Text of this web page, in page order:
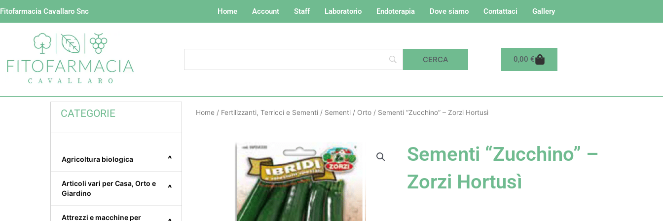
Vai
Fitofarmacia Cavallaro Snc Home Account Staff Laboratorio Endoterapia Dove siamo Contattaci Gallery
0,00 €Carrello
CATEGORIE
^
Agricoltura biologica
^
Articoli vari per Casa, Orto e
Giardino
Attrezzi e macchine per
Home / Fertilizzanti, Terricci e Sementi / Sementi / Orto / Sementi “Zucchino” – Zorzi Hortusì
Sementi “Zucchino” –
Zorzi Hortusì